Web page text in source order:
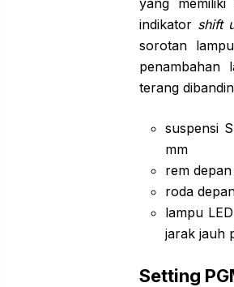
indikator shift
sorotan
penambahan
terang
suspensi
mm
rem
roda
lampu
jarak jauh
Setting